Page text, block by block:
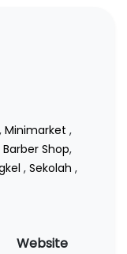
, Minimarket ,
Barber Shop,
, Sekolah ,
Website